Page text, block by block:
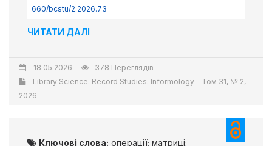
660/bcstu/2.2026.73
ЧИТАТИ ДАЛІ
18.05.2026
378 Переглядів
Library Science. Record Studies. Informology - Том 31, № 2,
2026
Ключові слова: операції; матриці;